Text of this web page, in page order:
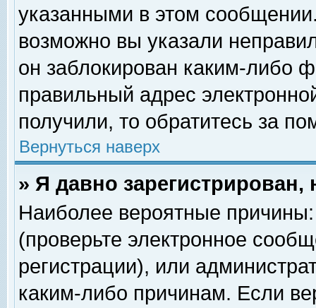
указанными в этом
возможно вы указали
он заблокирован каким-либо
правильный адрес
получили, то обратитесь за
Вернуться наверх
» Я давно
Наиболее вероятные
(проверьте электронное
регистрации), или
каким-либо причинам. Если